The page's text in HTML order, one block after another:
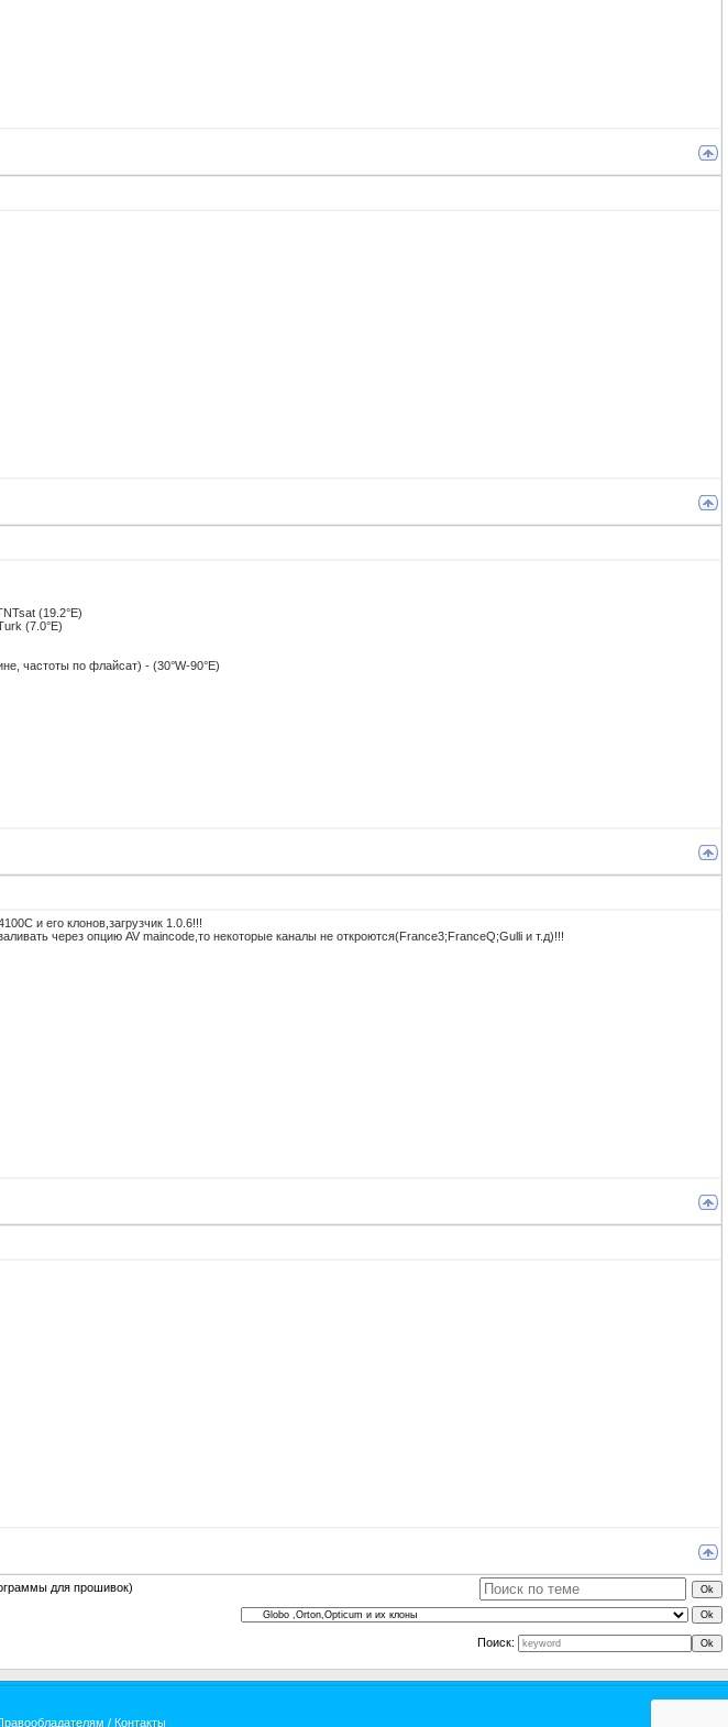
(19.2°E)
(7.0°E)
частоты по флайсат) - (30°W-90°E)
и его клонов,загрузчик 1.0.6!!!
через опцию AV maincode,то некоторые каналы не откроются(France3;FranceQ;Gulli и т.д)!!!
для прошивок)
Поиск:
/Контакты